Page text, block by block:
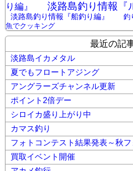
り編』
淡路島釣り情報『
淡路島釣り情報『船釣り編』 釣
魚でクッキング
最近の記
淡路島イカメタル
夏でもフロートアジング
アングラーズチャンネル更新
ポイント2倍デー
シロイカ盛り上がり中
カマス釣り
フォトコンテスト結果発表～秋
買取イベント開催